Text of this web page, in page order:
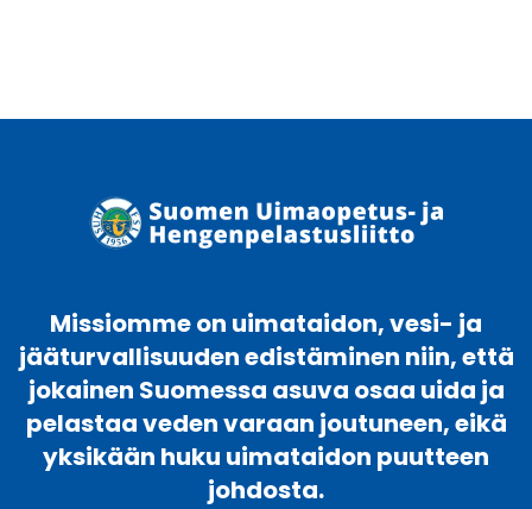
Missiomme on uimataidon, vesi- ja
jääturvallisuuden edistäminen niin, että
jokainen Suomessa asuva osaa uida ja
pelastaa veden varaan joutuneen, eikä
yksikään huku uimataidon puutteen
johdosta.